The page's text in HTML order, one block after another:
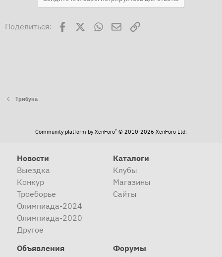
Поделиться: Facebook WhatsAppЭлектронная почта
Ссылка
Трибуна
Community platform by XenForo® © 2010-2026 XenForo Ltd.
Новости
Выездка
Конкур
Троеборье
Олимпиада-2024
Олимпиада-2020
Другое
Каталоги
Клубы
Магазины
Сайты
Объявления
Форумы